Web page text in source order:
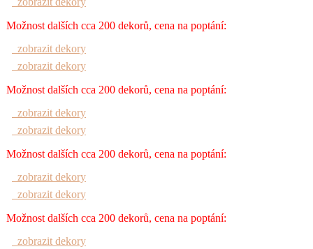
Možnost dalších cca 200 dekorů, cena na poptání:
zobrazit dekory
zobrazit dekory
Možnost dalších cca 200 dekorů, cena na poptání:
zobrazit dekory
zobrazit dekory
Možnost dalších cca 200 dekorů, cena na poptání:
zobrazit dekory
zobrazit dekory
Možnost dalších cca 200 dekorů, cena na poptání:
zobrazit dekory